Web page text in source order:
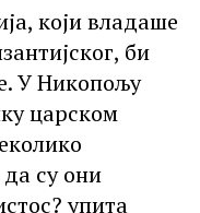
који владаше
би
У Никопољу
царском
су они
упита